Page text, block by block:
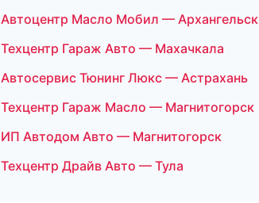
Автоцентр Масло Мобил — Архангельск
Техцентр Гараж Авто — Махачкала
Автосервис Тюнинг Люкс — Астрахань
Техцентр Гараж Масло — Магнитогорск
ИП Автодом Авто — Магнитогорск
Техцентр Драйв Авто — Тула